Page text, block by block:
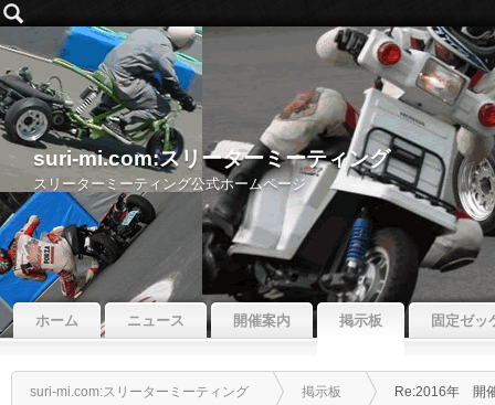
suri-mi.com:スリーターミーティング
スリーターミーティング公式ホームページ
ホーム ニュース 開催案内 掲示板 固定ゼッ
suri-mi.com:スリーターミーティング 掲示板 Re:2016年 開